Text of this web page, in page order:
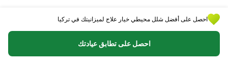
احصل على أفضل شلل محيطي خيار علاج لميزانيتك في تركيا
احصل على تطابق عيادتك